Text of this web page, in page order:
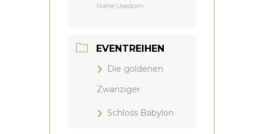
Nähe Usedom
EVENTREIHEN
Die goldenen
Zwanziger
Schloss Babylon